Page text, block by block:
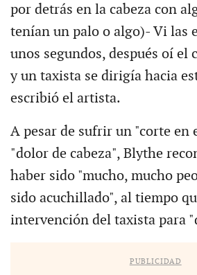
por detrás en la cabeza con
tenían un palo o algo)- Vi las
unos segundos, después oí el
y un taxista se dirigía hacia
escribió el artista.
A pesar de sufrir un "corte en
"dolor de cabeza", Blythe
haber sido "mucho, mucho
sido acuchillado", al tiempo
intervención del taxista para
PUBLICIDAD